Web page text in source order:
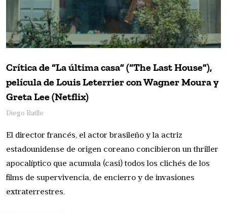
Crítica de “La última casa” (“The Last House”),
película de Louis Leterrier con Wagner Moura y
Greta Lee (Netflix)
Diego Batlle
El director francés, el actor brasileño y la actriz
estadounidense de origen coreano concibieron un thriller
apocalíptico que acumula (casi) todos los clichés de los
films de supervivencia, de encierro y de invasiones
extraterrestres.